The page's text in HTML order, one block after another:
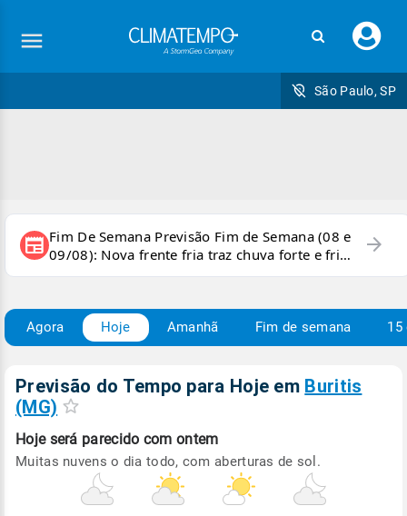
seu
São Paulo, SP
newspaper Fim De Semana Previsão Fim de Semana (08 e
09/08): Nova frente fria traz chuva forte e frio
para áreas do país
arrow_forward
Agora Hoje Amanhã Fim de semana 15
Previsão do Tempo para Hoje em Buritis
(MG)
Hoje será parecido com ontem
Muitas nuvens o dia todo, com aberturas de sol.